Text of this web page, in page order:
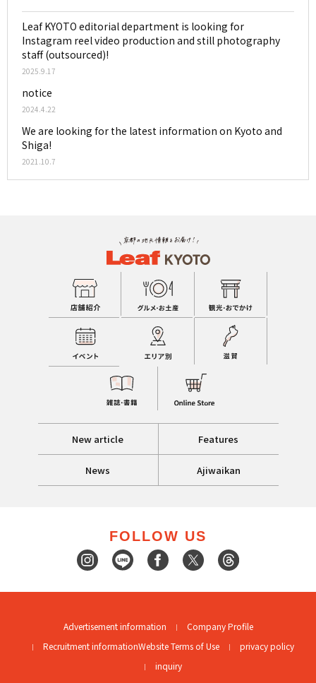
Leaf KYOTO editorial department is looking for
Instagram reel video production and still photography
staff (outsourced)!
2025.9.17
notice
2024.4.22
We are looking for the latest information on Kyoto and
Shiga!
2021.10.7
New article Features
News Ajiwaikan
FOLLOW US
Advertisement information
Company Profile
Recruitment informationWebsite Terms of Use
privacy policy
inquiry